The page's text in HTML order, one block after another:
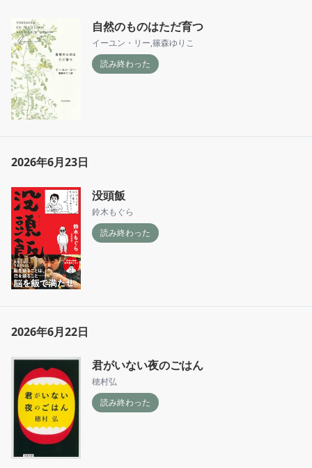
自然のものはただ育つ
イーユン・リー,篠森ゆりこ
読み終わった
2026年6月23日
没頭飯
鈴木もぐら
読み終わった
2026年6月22日
君がいない夜のごはん
穂村弘
読み終わった